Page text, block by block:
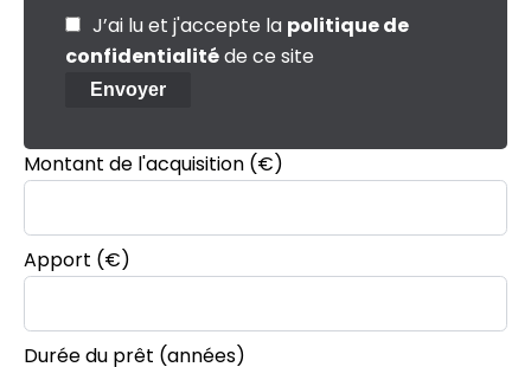
J’ai lu et j'accepte la politique de
confidentialitéde ce site
Envoyer
Montant de l'acquisition (€)
Apport (€)
Durée du prêt (années)